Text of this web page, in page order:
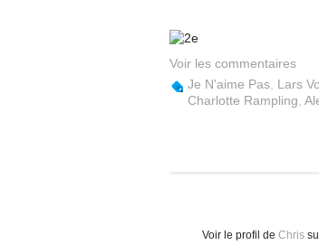
Voir les commentaires
Je N'aime Pas Lars
Charlotte Rampling
Voir le profil de Chris